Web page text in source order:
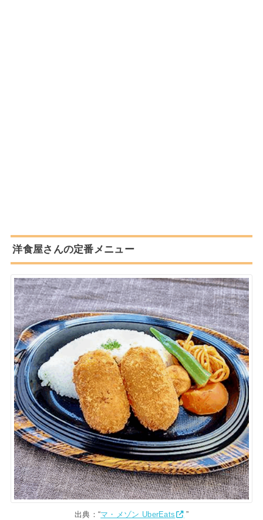
洋食屋さんの定番メニュー
出典：“マ・メゾン UberEats ”